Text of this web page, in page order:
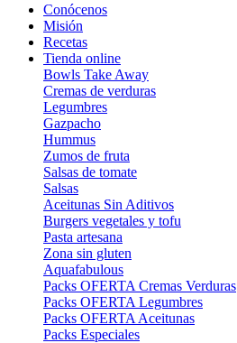
Conócenos
Misión
Recetas
Tienda online
Bowls Take Away
Cremas de verduras
Legumbres
Gazpacho
Hummus
Zumos de fruta
Salsas de tomate
Salsas
Aceitunas Sin Aditivos
Burgers vegetales y tofu
Pasta artesana
Zona sin gluten
Aquafabulous
Packs OFERTA Cremas Verduras
Packs OFERTA Legumbres
Packs OFERTA Aceitunas
Packs Especiales